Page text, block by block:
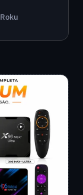
Roku